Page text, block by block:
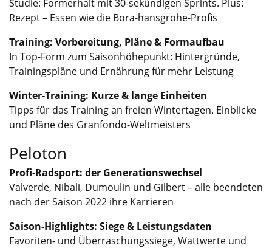
Studie: Formerhalt mit 30-sekündigen Sprints. Plus:
Rezept – Essen wie die Bora-hansgrohe-Profis
Training: Vorbereitung, Pläne & Formaufbau
In Top-Form zum Saisonhöhepunkt: Hintergründe,
Trainingspläne und Ernährung für mehr Leistung
Winter-Training: Kurze & lange Einheiten
Tipps für das Training an freien Wintertagen. Einblicke
und Pläne des Granfondo-Weltmeisters
Peloton
Profi-Radsport: der Generationswechsel
Valverde, Nibali, Dumoulin und Gilbert – alle beendeten
nach der Saison 2022 ihre Karrieren
Saison-Highlights: Siege & Leistungsdaten
Favoriten- und Überraschungssiege, Wattwerte und